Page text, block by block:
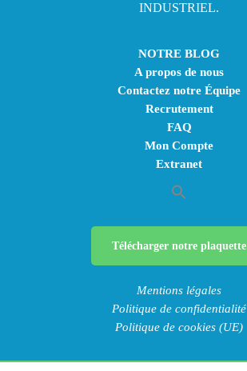
INDUSTRIEL.
NOTRE BLOG
A propos de nous
Contactez notre Équipe
Recrutement
FAQ
Mon Compte
Extranet
Télécharger notre plaquette
Mentions légales
Politique de confidentialité
Politique de cookies (UE)